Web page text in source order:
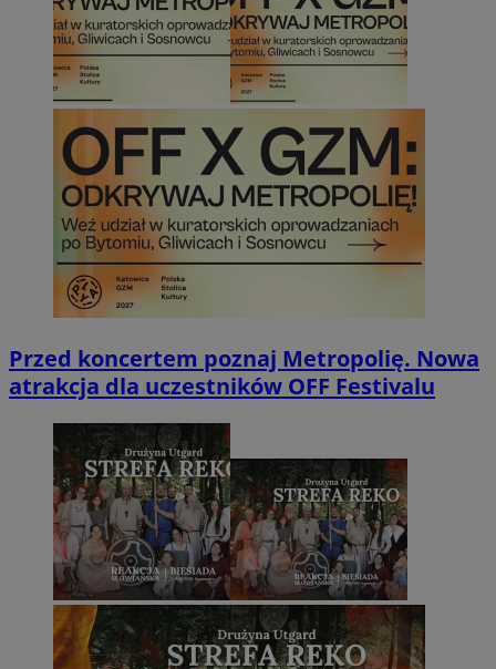
Przed koncertem poznaj Metropolię. Nowa
atrakcja dla uczestników OFF Festivalu